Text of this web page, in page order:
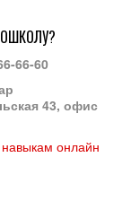
66-60
43, офис
онлайн